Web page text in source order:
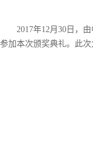
2017年12月30日，
参加本次颁奖典礼。此